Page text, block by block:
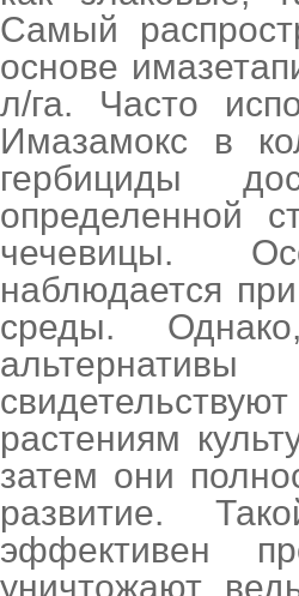
Самый
основе
л/га. Часто
Имазамокс в
гербициды
определенной
чечевицы.
наблюдается
среды.
растениям
затем они
развитие.
эффективен
уничтожают,